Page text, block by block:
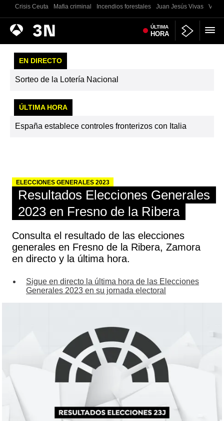
Crisis Ceuta Mafia criminal Incendios forestales Juan Jesús Vivas
Antena
3
Noticias ÚLTIMA
HORA
EN DIRECTO
Sorteo de la Lotería Nacional
ÚLTIMA HORA
España establece controles fronterizos con Italia
ELECCIONES GENERALES 2023
Resultados Elecciones Generales
2023 en Fresno de la Ribera
Consulta el resultado de las elecciones
generales en Fresno de la Ribera, Zamora
en directo y la última hora.
Sigue en directo la última hora de las Elecciones
Generales 2023 en su jornada electoral